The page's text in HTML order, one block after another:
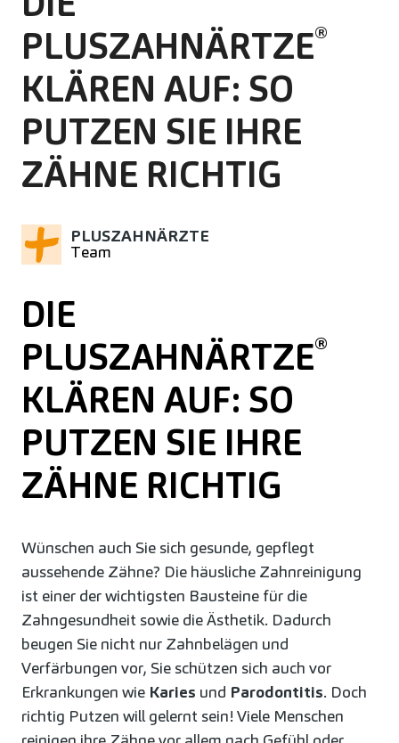
PLUSZAHNÄRTZE®
KLÄREN AUF: SO
PUTZEN SIE IHRE
ZÄHNE RICHTIG
PLUSZAHNÄRZTE
Team
DIE
PLUSZAHNÄRTZE®
KLÄREN AUF: SO
PUTZEN SIE IHRE
ZÄHNE RICHTIG
Wünschen auch Sie sich gesunde, gepflegt
aussehende Zähne? Die häusliche Zahnreinigung
ist einer der wichtigsten Bausteine für die
Zahngesundheit sowie die Ästhetik. Dadurch
beugen Sie nicht nur Zahnbelägen und
Verfärbungen vor, Sie schützen sich auch vor
Erkrankungen wie Karies und Parodontitis. Doch
richtig Putzen will gelernt sein! Viele Menschen